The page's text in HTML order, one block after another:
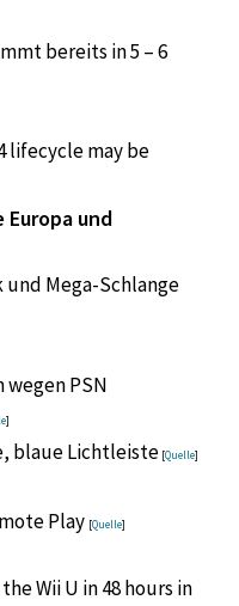
bereits in 5 – 6
lifecycle may be
Europa und
und Mega-Schlange
PSN
]
blaue Lichtleiste [Quelle]
Play [Quelle]
Wii U in 48 hours in